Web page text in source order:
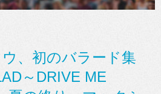
、初のバラード集
～DRIVE ME